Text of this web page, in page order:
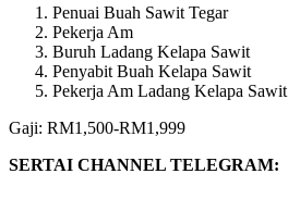
Penuai Buah Sawit Tegar
Pekerja Am
Buruh Ladang Kelapa Sawit
Penyabit Buah Kelapa Sawit
Pekerja Am Ladang Kelapa Sawit
Gaji: RM1,500-RM1,999
SERTAI CHANNEL TELEGRAM: